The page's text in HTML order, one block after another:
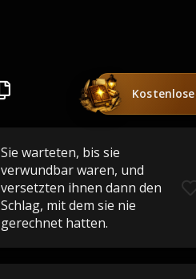
Sie warteten, bis sie
verwundbar waren, und
versetzten ihnen dann den
Schlag, mit dem sie nie
gerechnet hatten.